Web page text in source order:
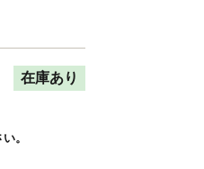
在庫あり
。